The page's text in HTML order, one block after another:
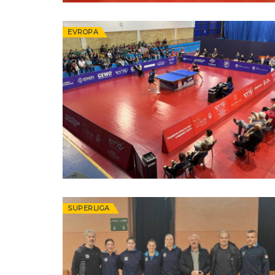
EVROPA
SUPERLIGA